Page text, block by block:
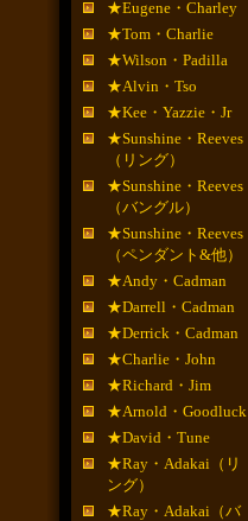
★Eugene・Charley
★Tom・Charlie
★Wilson・Padilla
★Alvin・Tso
★Kee・Yazzie・Jr
★Sunshine・Reeves
（リング）
★Sunshine・Reeves
（バングル）
★Sunshine・Reeves
（ペンダント&他）
★Andy・Cadman
★Darrell・Cadman
★Derrick・Cadman
★Charlie・John
★Richard・Jim
★Arnold・Goodluck
★David・Tune
★Ray・Adakai（リ
ング）
★Ray・Adakai（バ